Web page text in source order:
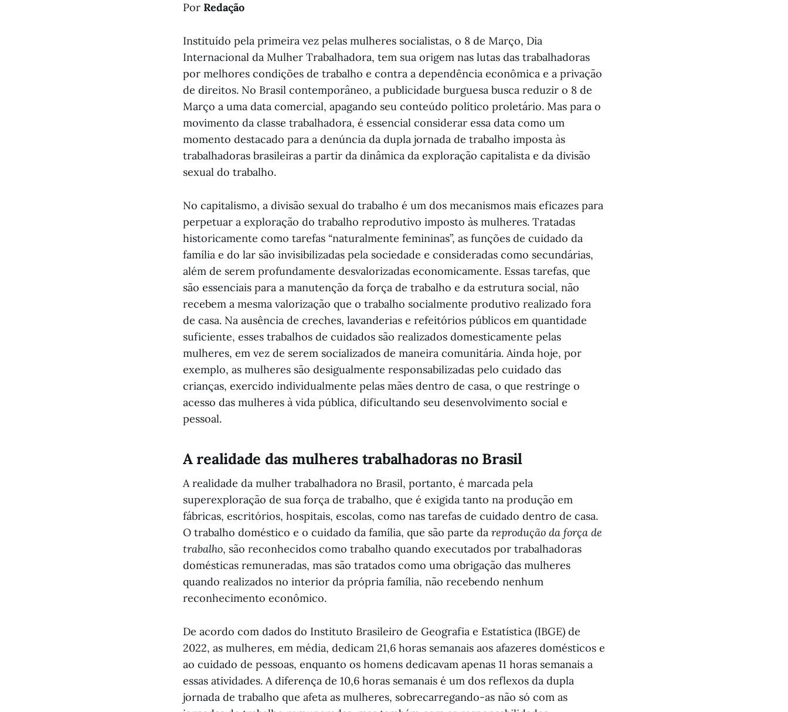
Por Redação
Instituído pela primeira vez pelas mulheres socialistas, o 8 de Março, Dia
Internacional da Mulher Trabalhadora, tem sua origem nas lutas das trabalhadoras
por melhores condições de trabalho e contra a dependência econômica e a privação
de direitos. No Brasil contemporâneo, a publicidade burguesa busca reduzir o 8 de
Março a uma data comercial, apagando seu conteúdo político proletário. Mas para o
movimento da classe trabalhadora, é essencial considerar essa data como um
momento destacado para a denúncia da dupla jornada de trabalho imposta às
trabalhadoras brasileiras a partir da dinâmica da exploração capitalista e da divisão
sexual do trabalho.
No capitalismo, a divisão sexual do trabalho é um dos mecanismos mais eficazes para
perpetuar a exploração do trabalho reprodutivo imposto às mulheres. Tratadas
historicamente como tarefas “naturalmente femininas”, as funções de cuidado da
família e do lar são invisibilizadas pela sociedade e consideradas como secundárias,
além de serem profundamente desvalorizadas economicamente. Essas tarefas, que
são essenciais para a manutenção da força de trabalho e da estrutura social, não
recebem a mesma valorização que o trabalho socialmente produtivo realizado fora
de casa. Na ausência de creches, lavanderias e refeitórios públicos em quantidade
suficiente, esses trabalhos de cuidados são realizados domesticamente pelas
mulheres, em vez de serem socializados de maneira comunitária. Ainda hoje, por
exemplo, as mulheres são desigualmente responsabilizadas pelo cuidado das
crianças, exercido individualmente pelas mães dentro de casa, o que restringe o
acesso das mulheres à vida pública, dificultando seu desenvolvimento social e
pessoal.
A realidade das mulheres trabalhadoras no Brasil
A realidade da mulher trabalhadora no Brasil, portanto, é marcada pela
superexploração de sua força de trabalho, que é exigida tanto na produção em
fábricas, escritórios, hospitais, escolas, como nas tarefas de cuidado dentro de casa.
O trabalho doméstico e o cuidado da família, que são parte da reprodução da força de
trabalho, são reconhecidos como trabalho quando executados por trabalhadoras
domésticas remuneradas, mas são tratados como uma obrigação das mulheres
quando realizados no interior da própria família, não recebendo nenhum
reconhecimento econômico.
De acordo com dados do Instituto Brasileiro de Geografia e Estatística (IBGE) de
2022, as mulheres, em média, dedicam 21,6 horas semanais aos afazeres domésticos e
ao cuidado de pessoas, enquanto os homens dedicavam apenas 11 horas semanais a
essas atividades. A diferença de 10,6 horas semanais é um dos reflexos da dupla
jornada de trabalho que afeta as mulheres, sobrecarregando-as não só com as